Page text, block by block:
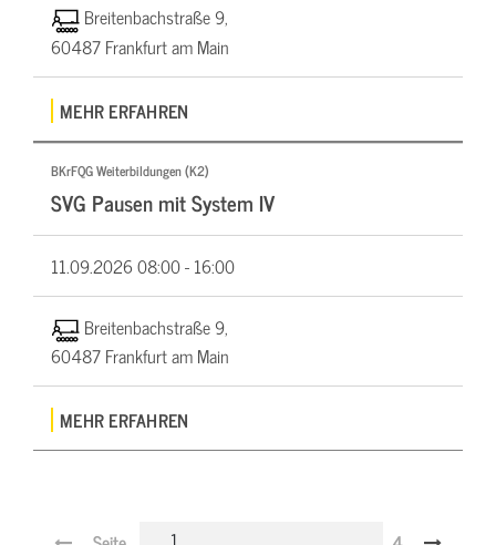
Breitenbachstraße 9,
60487 Frankfurt am Main
MEHR ERFAHREN
BKrFQG Weiterbildungen (K2)
SVG Pausen mit System IV
11.09.202608:00 - 16:00
Breitenbachstraße 9,
60487 Frankfurt am Main
MEHR ERFAHREN